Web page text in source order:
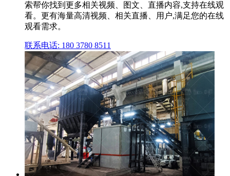
索帮你找到更多相关视频、图文、直播内容,支持在线观
看。更有海量高清视频、相关直播、用户,满足您的在线
观看需求。
联系电话: 180 3780 8511